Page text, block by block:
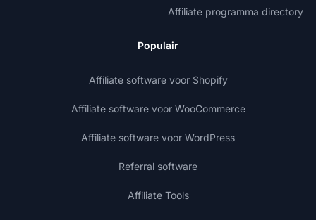
Affiliate programma directory
Populair
Affiliate software voor Shopify
Affiliate software voor WooCommerce
Affiliate software voor WordPress
Referral software
Affiliate Tools